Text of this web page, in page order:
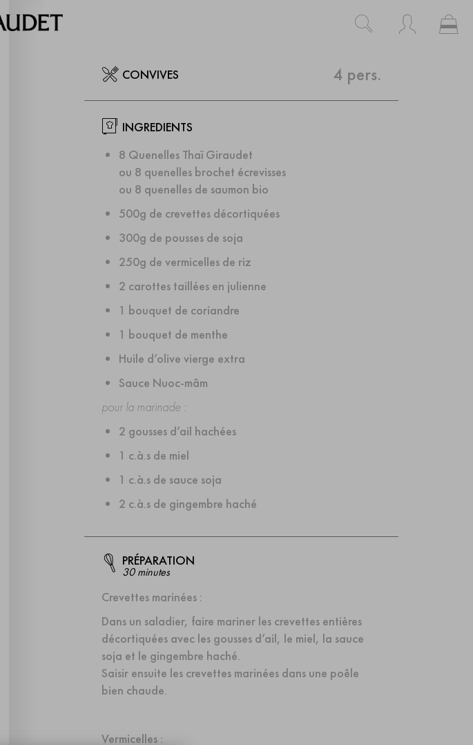
Rechercher
CONVIVES 4 pers.
INGREDIENTS
8 Quenelles Thaï Giraudet
ou 8 quenelles brochet écrevisses
ou 8 quenelles de saumon bio
500g de crevettes décortiquées
300g de pousses de soja
250g de vermicelles de riz
2 carottes taillées en julienne
1 bouquet de coriandre
1 bouquet de menthe
Huile d’olive vierge extra
Sauce Nuoc-mâm
pour la marinade :
2 gousses d’ail hachées
1 c.à.s de miel
1 c.à.s de sauce soja
2 c.à.s de gingembre haché
PRÉPARATION
30 minutes
Crevettes marinées :
Dans un saladier, faire mariner les crevettes entières
décortiquées avec les gousses d’ail, le miel, la sauce
soja et le gingembre haché.
Saisir ensuite les crevettes marinées dans une poêle
bien chaude.
Vermicelles :